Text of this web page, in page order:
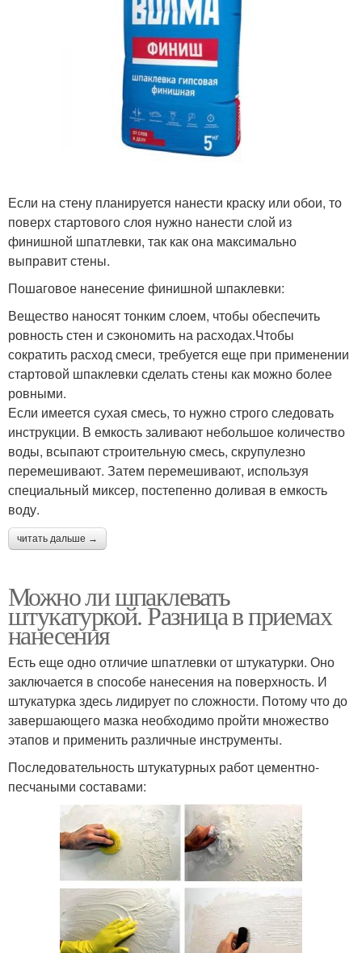
Если на стену планируется нанести краску или обои, то
поверх стартового слоя нужно нанести слой из
финишной шпатлевки, так как она максимально
выправит стены.
Пошаговое нанесение финишной шпаклевки:
Вещество наносят тонким слоем, чтобы обеспечить
ровность стен и сэкономить на расходах.Чтобы
сократить расход смеси, требуется еще при применении
стартовой шпаклевки сделать стены как можно более
ровными.
Если имеется сухая смесь, то нужно строго следовать
инструкции. В емкость заливают небольшое количество
воды, всыпают строительную смесь, скрупулезно
перемешивают. Затем перемешивают, используя
специальный миксер, постепенно доливая в емкость
воду.
читать дальше →
Можно ли шпаклевать
штукатуркой. Разница в приемах
нанесения
Есть еще одно отличие шпатлевки от штукатурки. Оно
заключается в способе нанесения на поверхность. И
штукатурка здесь лидирует по сложности. Потому что до
завершающего мазка необходимо пройти множество
этапов и применить различные инструменты.
Последовательность штукатурных работ цементно-
песчаными составами: